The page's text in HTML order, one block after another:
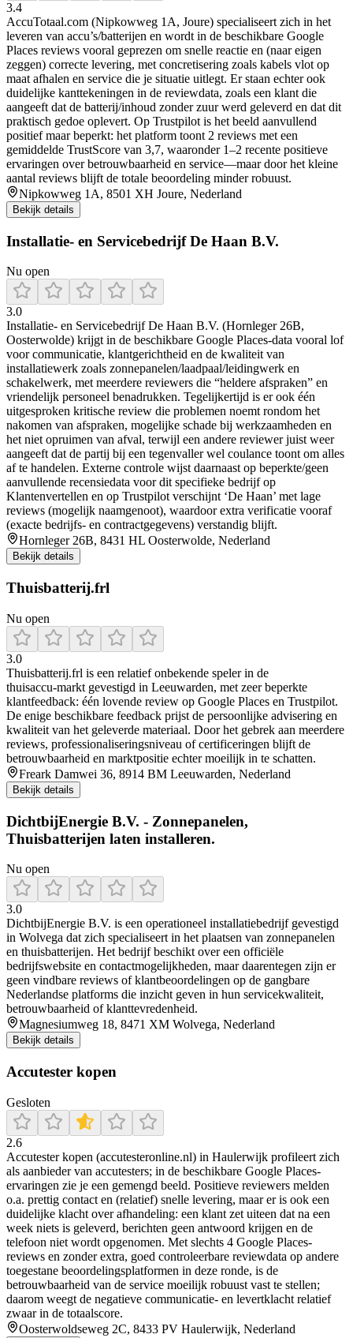
3.4
AccuTotaal.com (Nipkowweg 1A, Joure) specialiseert zich in het
leveren van accu’s/batterijen en wordt in de beschikbare Google
Places reviews vooral geprezen om snelle reactie en (naar eigen
zeggen) correcte levering, met concretisering zoals kabels vlot op
maat afhalen en service die je situatie uitlegt. Er staan echter ook
duidelijke kanttekeningen in de reviewdata, zoals een klant die
aangeeft dat de batterij/inhoud zonder zuur werd geleverd en dat dit
praktisch gedoe oplevert. Op Trustpilot is het beeld aanvullend
positief maar beperkt: het platform toont 2 reviews met een
gemiddelde TrustScore van 3,7, waaronder 1–2 recente positieve
ervaringen over betrouwbaarheid en service—maar door het kleine
aantal reviews blijft de totale beoordeling minder robuust.
Nipkowweg 1A, 8501 XH Joure, Nederland
Bekijk details
Installatie- en Servicebedrijf De Haan B.V.
Nu open
3.0
Installatie- en Servicebedrijf De Haan B.V. (Hornleger 26B,
Oosterwolde) krijgt in de beschikbare Google Places-data vooral lof
voor communicatie, klantgerichtheid en de kwaliteit van
installatiewerk zoals zonnepanelen/laadpaal/leidingwerk en
schakelwerk, met meerdere reviewers die “heldere afspraken” en
vriendelijk personeel benadrukken. Tegelijkertijd is er ook één
uitgesproken kritische review die problemen noemt rondom het
nakomen van afspraken, mogelijke schade bij werkzaamheden en
het niet opruimen van afval, terwijl een andere reviewer juist weer
aangeeft dat de partij bij een tegenvaller wel coulance toont om alles
af te handelen. Externe controle wijst daarnaast op beperkte/geen
aanvullende recensiedata voor dit specifieke bedrijf op
Klantenvertellen en op Trustpilot verschijnt ‘De Haan’ met lage
reviews (mogelijk naamgenoot), waardoor extra verificatie vooraf
(exacte bedrijfs- en contractgegevens) verstandig blijft.
Hornleger 26B, 8431 HL Oosterwolde, Nederland
Bekijk details
Thuisbatterij.frl
Nu open
3.0
Thuisbatterij.frl is een relatief onbekende speler in de
thuisaccu‑markt gevestigd in Leeuwarden, met zeer beperkte
klantfeedback: één lovende review op Google Places en Trustpilot.
De enige beschikbare feedback prijst de persoonlijke advisering en
kwaliteit van het geleverde materiaal. Door het gebrek aan meerdere
reviews, professionaliseringsniveau of certificeringen blijft de
betrouwbaarheid en marktpositie echter moeilijk in te schatten.
Freark Damwei 36, 8914 BM Leeuwarden, Nederland
Bekijk details
DichtbijEnergie B.V. - Zonnepanelen,
Thuisbatterijen laten installeren.
Nu open
3.0
DichtbijEnergie B.V. is een operationeel installatiebedrijf gevestigd
in Wolvega dat zich specialiseert in het plaatsen van zonnepanelen
en thuisbatterijen. Het bedrijf beschikt over een officiële
bedrijfswebsite en contactmogelijkheden, maar daarentegen zijn er
geen vindbare reviews of klantbeoordelingen op de gangbare
Nederlandse platforms die inzicht geven in hun servicekwaliteit,
betrouwbaarheid of klanttevredenheid.
Magnesiumweg 18, 8471 XM Wolvega, Nederland
Bekijk details
Accutester kopen
Gesloten
2.6
Accutester kopen (accutesteronline.nl) in Haulerwijk profileert zich
als aanbieder van accutesters; in de beschikbare Google Places-
ervaringen zie je een gemengd beeld. Positieve reviewers melden
o.a. prettig contact en (relatief) snelle levering, maar er is ook een
duidelijke klacht over afhandeling: een klant zet uiteen dat na een
week niets is geleverd, berichten geen antwoord krijgen en de
telefoon niet wordt opgenomen. Met slechts 4 Google Places-
reviews en zonder extra, goed controleerbare reviewdata op andere
toegestane beoordelingsplatformen in deze ronde, is de
betrouwbaarheid van de service moeilijk robuust vast te stellen;
daarom weegt de negatieve communicatie- en levertklacht relatief
zwaar in de totaalscore.
Oosterwoldseweg 2C, 8433 PV Haulerwijk, Nederland